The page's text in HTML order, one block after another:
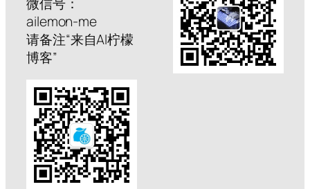
ailemon-me
请备注“来自AI柠檬
博客”